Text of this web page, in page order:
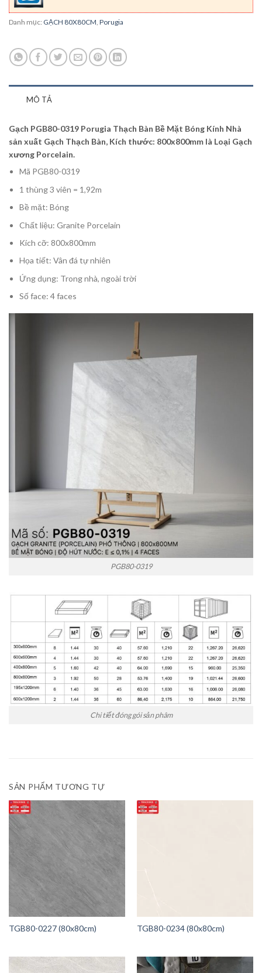
Danh mục: GẠCH 80X80CM, Porugia
MÔ TẢ
Gạch PGB80-0319 Porugia Thạch Bàn Bề Mặt Bóng Kính Nhà
sản xuất Gạch Thạch Bàn, Kích thước: 800x800mm là Loại Gạch
xương Porcelain.
Mã PGB80-0319
1 thùng 3 viên = 1,92m
Bề mặt: Bóng
Chất liệu: Granite Porcelain
Kích cỡ: 800x800mm
Họa tiết: Vân đá tự nhiên
Ứng dụng: Trong nhà, ngoài trời
Số face: 4 faces
PGB80-0319
Chi tiết đóng gói sản phâm
SẢN PHẨM TƯƠNG TỰ
TGB80-0227 (80x80cm) TGB80-0234 (80x80cm)